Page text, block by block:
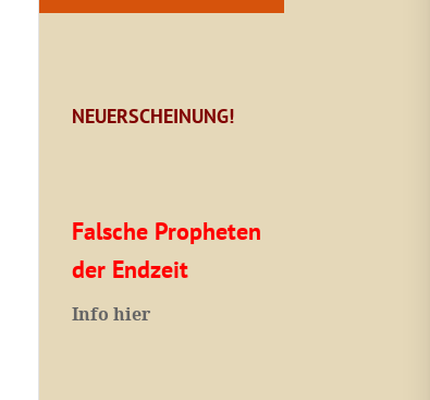
NEUERSCHEINUNG!
Falsche Propheten
der Endzeit
Info hier